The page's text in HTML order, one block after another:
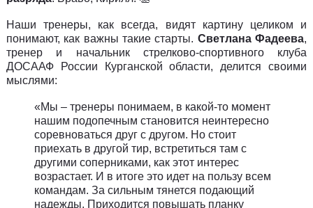
Наши тренеры, как всегда, видят картину целиком и
понимают, как важны такие старты. Светлана Фадеева,
тренер и начальник стрелково-спортивного клуба
ДОСААФ России Курганской области, делится своими
мыслями:
«Мы – тренеры понимаем, в какой-то момент
нашим подопечным становится неинтересно
соревноваться друг с другом. Но стоит
приехать в другой тир, встретиться там с
другими соперниками, как этот интерес
возрастает. И в итоге это идет на пользу всем
командам. За сильным тянется подающий
надежды. Приходится повышать планку